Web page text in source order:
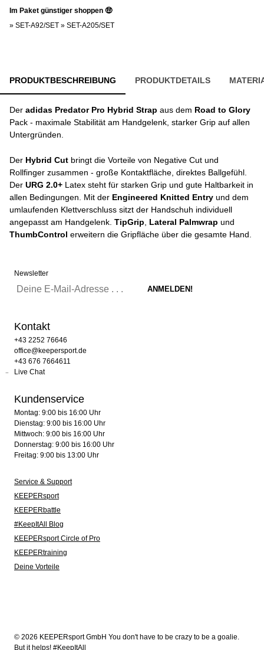
Im Paket günstiger shoppen 🤑
» SET-A92/SET » SET-A205/SET
PRODUKTBESCHREIBUNG PRODUKTDETAILS
Der adidas Predator Pro Hybrid Strap aus dem Road to Glory
Pack - maximale Stabilität am Handgelenk, starker Grip auf allen
Untergründen.
Der Hybrid Cut bringt die Vorteile von Negative Cut und
Rollfinger zusammen - große Kontaktfläche, direktes Ballgefühl.
Der URG 2.0+ Latex steht für starken Grip und gute Haltbarkeit in
allen Bedingungen. Mit der Engineered Knitted Entry und dem
umlaufenden Klettverschluss sitzt der Handschuh individuell
angepasst am Handgelenk. TipGrip Lateral Palmwrap und
ThumbControl erweitern die Gripfläche über die gesamte Hand.
Newsletter
Kontakt
+43 2252 76646
office@keepersport.de
+43 676 7664611
Live Chat
Kundenservice
Montag: 9:00 bis 16:00 Uhr
Dienstag: 9:00 bis 16:00 Uhr
Mittwoch: 9:00 bis 16:00 Uhr
Donnerstag: 9:00 bis 16:00 Uhr
Freitag: 9:00 bis 13:00 Uhr
Service & Support
KEEPERsport
KEEPERbattle
#KeepItAll Blog
KEEPERsport Circle of Pro
KEEPERtraining
Deine Vorteile
© 2026 KEEPERsport GmbH You don't have to be crazy to be a goalie.
But it helps! #KeepItAll